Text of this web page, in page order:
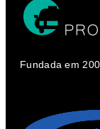
Fundada em